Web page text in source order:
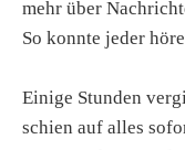
mehr über
So konnte jeder
Einige Stunden
schien auf alles